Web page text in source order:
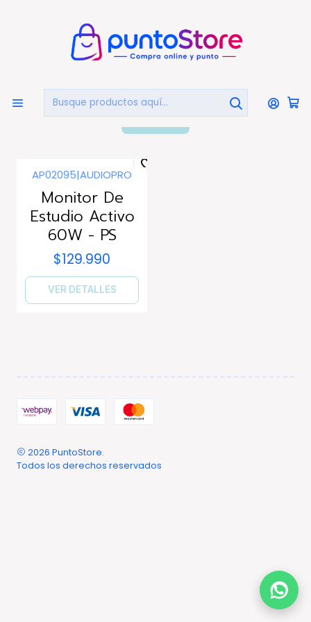
AUDIO Y VIDEO Audio Home Studio Audio
Home Studio Audio
AP02095|AUDIOPRO
Monitor De
Estudio Activo
60W - PS
$129.990
VER DETALLES
2026 PuntoStore.
Todos los derechos reservados